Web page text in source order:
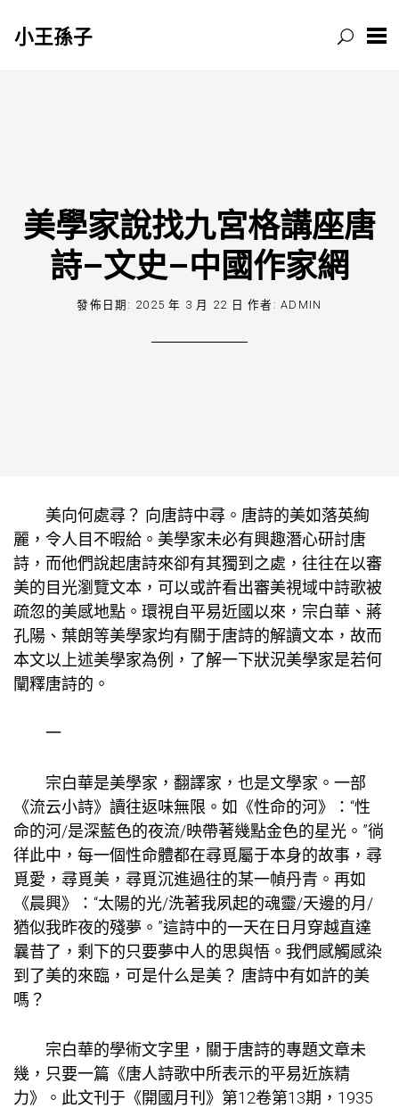
小王孫子
美學家說找九宮格講座唐
詩–文史–中國作家網
發佈日期: 2025 年 3 月 22 日 作者:ADMIN
美向何處尋？ 向唐詩中尋。唐詩的美如落英絢
麗，令人目不暇給。美學家未必有興趣潛心研討唐
詩，而他們說起唐詩來卻有其獨到之處，往往在以審
美的目光瀏覽文本，可以或許看出審美視域中詩歌被
疏忽的美感地點。環視自平易近國以來，宗白華、蔣
孔陽、葉朗等美學家均有關于唐詩的解讀文本，故而
本文以上述美學家為例，了解一下狀況美學家是若何
闡釋唐詩的。
一
宗白華是美學家，翻譯家，也是文學家。一部
《流云小詩》讀往返味無限。如《性命的河》：“性
命的河/是深藍色的夜流/映帶著幾點金色的星光。”徜
徉此中，每一個性命體都在尋覓屬于本身的故事，尋
覓愛，尋覓美，尋覓沉進過往的某一幀丹青。再如
《晨興》：“太陽的光/洗著我夙起的魂靈/天邊的月/
猶似我昨夜的殘夢。”這詩中的一天在日月穿越直達
曩昔了，剩下的只要夢中人的思與悟。我們感觸感染
到了美的來臨，可是什么是美？ 唐詩中有如許的美
嗎？
宗白華的學術文字里，關于唐詩的專題文章未
幾，只要一篇《唐人詩歌中所表示的平易近族精
力》。此文刊于《開國月刊》第12卷第13期，1935